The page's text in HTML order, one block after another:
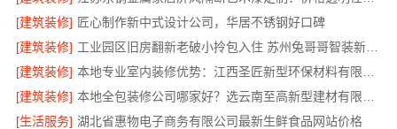
[建筑装修] 匠心制作新中式设计公司，华居不锈钢好口碑
[建筑装修]
工业园区旧房翻新老破小拎包入住 苏州兔哥哥智装新材料有限公司
[建筑装修]
[建筑装修]
[生活服务] 湖北省惠物电子商务有限公司最新生鲜食品网站价格